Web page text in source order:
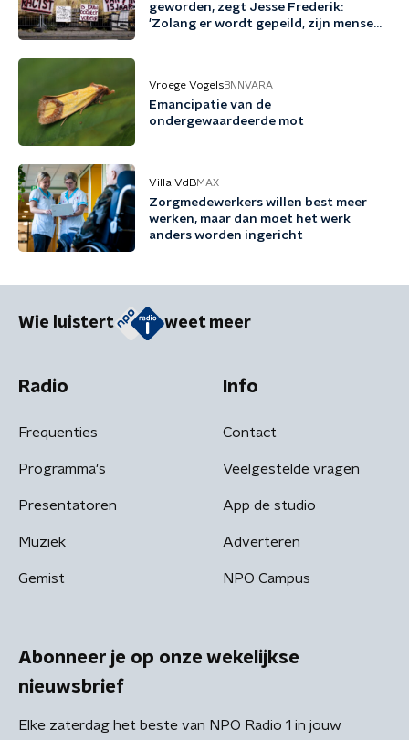
geworden, zegt Jesse Frederik:
'Zolang er wordt gepeild, zijn mensen
Vroege VogelsBNNVARA
Emancipatie van de
ondergewaardeerde mot
Villa VdBMAX
Zorgmedewerkers willen best meer
werken, maar dan moet het werk
anders worden ingericht
Wie luistert weet meer
Radio
Frequenties
Programma's
Presentatoren
Muziek
Gemist
Info
Contact
Veelgestelde vragen
App de studio
Adverteren
NPO Campus
Abonneer je op onze wekelijkse
nieuwsbrief
Elke zaterdag het beste van NPO Radio 1 in jouw